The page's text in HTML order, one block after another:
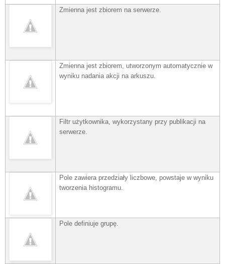
Zmienna jest zbiorem na serwerze.
Zmienna jest zbiorem, utworzonym automatycznie w
wyniku nadania akcji na arkuszu.
Filtr użytkownika, wykorzystany przy publikacji na
serwerze.
Pole zawiera przedziały liczbowe, powstaje w wyniku
tworzenia histogramu.
Pole definiuje grupę.